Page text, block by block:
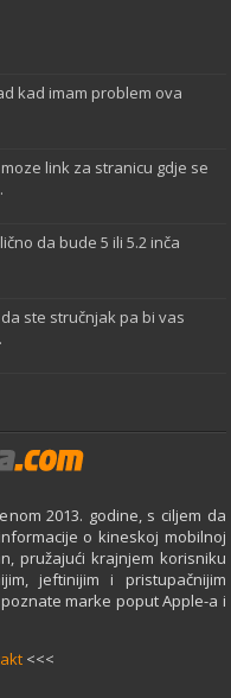
kad imam problem ova
link za stranicu gdje se
da bude 5 ili 5.2 inča
ste stručnjak pa bi vas
2013. godine, s ciljem da
o kineskoj mobilnoj
pružajući krajnjem korisniku
jeftinijim i pristupačnijim
marke poput Apple-a i
<<<